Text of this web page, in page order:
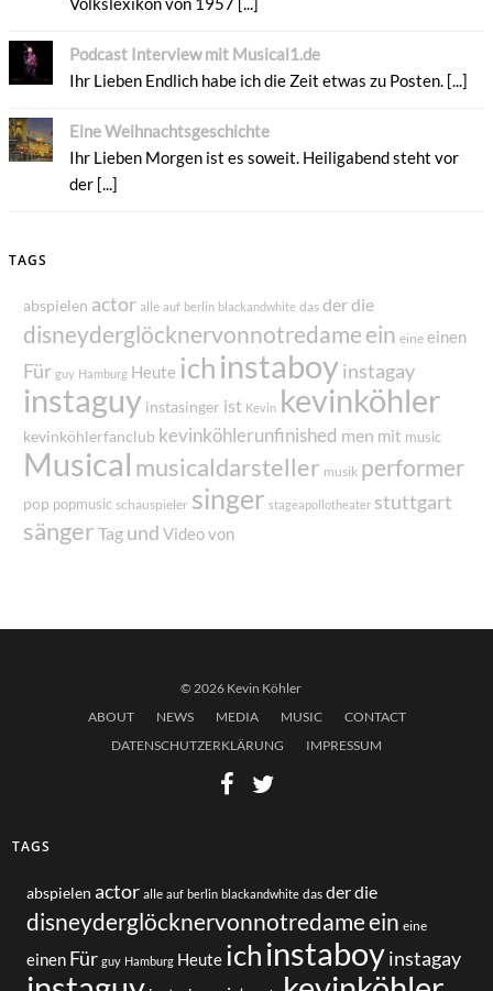
Podcast Interview mit Musical1.de
Ihr Lieben Endlich habe ich die Zeit etwas zu Posten. [...]
Eine Weihnachtsgeschichte
Ihr Lieben Morgen ist es soweit. Heiligabend steht vor
der [...]
TAGS
abspielen actor alle auf berlin blackandwhite das derdie
disneyderglöcknervonnotredame ein eine einen
Für guy Hamburg Heute ichinstaboy instagay
instaguy instasinger ist Kevin kevinköhler
kevinköhlerfanclub kevinköhlerunfinished men mit music
Musical musicaldarsteller musik performer
pop popmusic schauspieler singer stageapollotheater stuttgart
sänger Tag und Video von
© 2026 Kevin Köhler
ABOUT
NEWS MEDIA MUSIC
CONTACT
DATENSCHUTZERKLÄRUNG
IMPRESSUM
TAGS
abspielen actor alle auf berlin blackandwhite das derdie
disneyderglöcknervonnotredameein eine
einen Für guy Hamburg Heute ichinstaboy instagay